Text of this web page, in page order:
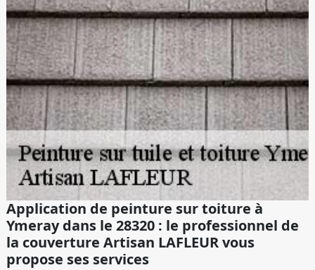
Application de peinture sur toiture à
Ymeray dans le 28320 : le professionnel de
la couverture Artisan LAFLEUR vous
propose ses services